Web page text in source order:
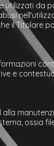
utilizzati
il Titolare
e
ossia